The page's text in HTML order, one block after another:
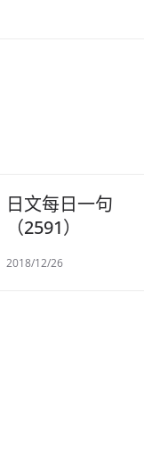
日文每日一句
（2591）
2018/12/26